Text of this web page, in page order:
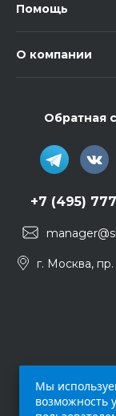
Помощь
О компании
Обратная
+7 (495)
г. Москва,
Мы
возможность